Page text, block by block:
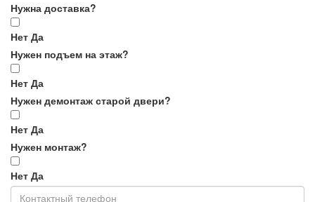
Нужна доставка?
Нет Да
Нужен подъем на этаж?
Нет Да
Нужен демонтаж старой двери?
Нет Да
Нужен монтаж?
Нет Да